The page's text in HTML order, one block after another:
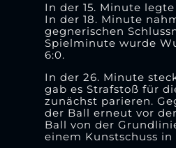
In der 15. Minute
In der 18. Minute
gegnerischen
Spielminute wurde
6:0.
In der 26. Minute
gab es Strafstoß für
zunächst parieren.
der Ball erneut vor
Ball von der
einem Kunstschuss in